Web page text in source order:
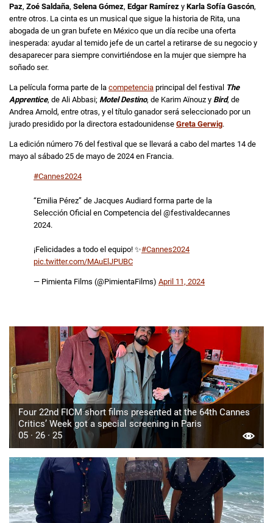
Paz, Zoé Saldaña, Selena Gómez, Edgar Ramírez y Karla Sofía Gascón,
entre otros. La cinta es un musical que sigue la historia de Rita, una
abogada de un gran bufete en México que un día recibe una oferta
inesperada: ayudar al temido jefe de un cartel a retirarse de su negocio y
desaparecer para siempre convirtiéndose en la mujer que siempre ha
soñado ser.
La película forma parte de la competencia principal del festival The
Apprentice, de Ali Abbasi; Motel Destino, de Karim Aïnouz y Bird, de
Andrea Arnold, entre otras, y el título ganador será seleccionado por un
jurado presidido por la directora estadounidense Greta Gerwig.
La edición número 76 del festival que se llevará a cabo del martes 14 de
mayo al sábado 25 de mayo de 2024 en Francia.
#Cannes2024
“Emilia Pérez” de Jacques Audiard forma parte de la
Selección Oficial en Competencia del @festivaldecannes
2024.
¡Felicidades a todo el equipo! ✨#Cannes2024
pic.twitter.com/MAuElJPUBC
— Pimienta Films (@PimientaFilms) April 11, 2024
Four 22nd FICM short films presented at the 64th Cannes
Critics’ Week got a special screening in Paris
05 · 26 · 25